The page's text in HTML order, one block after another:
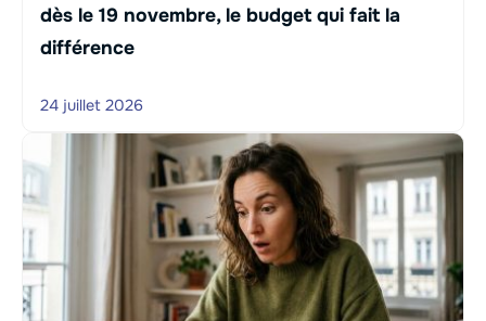
dès le 19 novembre, le budget qui fait la
différence
24 juillet 2026